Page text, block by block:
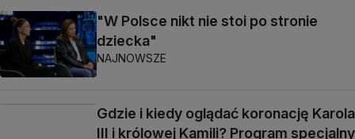
"W Polsce nikt nie stoi po stronie
dziecka"
NAJNOWSZE
Gdzie i kiedy oglądać koronację Karola
III i królowej Kamili? Program specjalny